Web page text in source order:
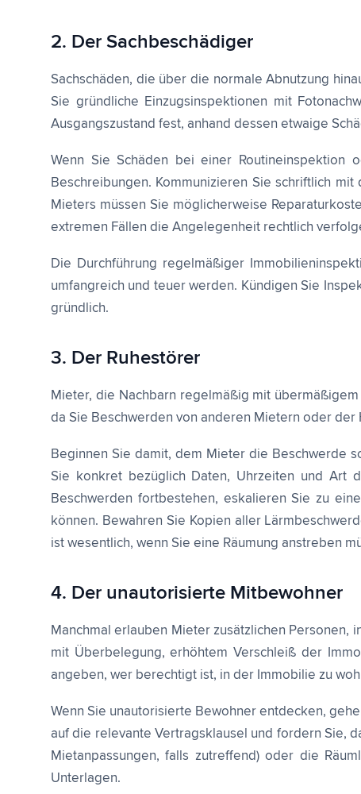
2. Der Sachbeschädiger
Sachschäden, die über die normale Abnutzung
Sie gründliche Einzugsinspektionen mit
Ausgangszustand fest, anhand dessen etwaige
Wenn Sie Schäden bei einer Routineinspektion
Beschreibungen. Kommunizieren Sie schriftlich
Mieters müssen Sie möglicherweise
extremen Fällen die Angelegenheit rechtlich
Die Durchführung regelmäßiger
umfangreich und teuer werden. Kündigen Sie
gründlich.
3. Der Ruhestörer
Mieter, die Nachbarn regelmäßig mit
da Sie Beschwerden von anderen Mietern oder
Beginnen Sie damit, dem Mieter die Beschwerde
Sie konkret bezüglich Daten, Uhrzeiten und Art
Beschwerden fortbestehen, eskalieren Sie zu
können. Bewahren Sie Kopien aller
ist wesentlich, wenn Sie eine Räumung anstreben
4. Der unautorisierte Mitbewohner
Manchmal erlauben Mieter zusätzlichen Personen,
mit Überbelegung, erhöhtem Verschleiß der
angeben, wer berechtigt ist, in der Immobilie zu
Wenn Sie unautorisierte Bewohner entdecken,
auf die relevante Vertragsklausel und fordern Sie,
Mietanpassungen, falls zutreffend) oder die
Unterlagen.